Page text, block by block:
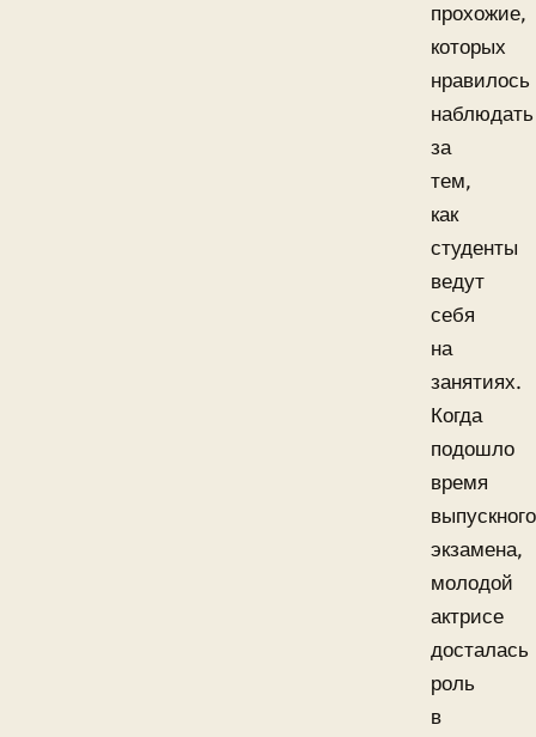
прохожие,
которых
нравилось
наблюдать
за
тем,
как
студенты
ведут
себя
на
занятиях.
Когда
подошло
время
выпускного
экзамена,
молодой
актрисе
досталась
роль
в